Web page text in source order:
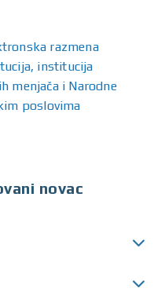
razmena
institucija
menjača i Narodne
poslovima
novac